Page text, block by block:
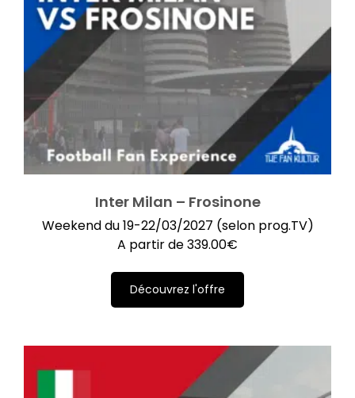
Inter Milan – Frosinone
Weekend du 19-22/03/2027 (selon prog.TV)
A partir de339.00€
Découvrez l'offre